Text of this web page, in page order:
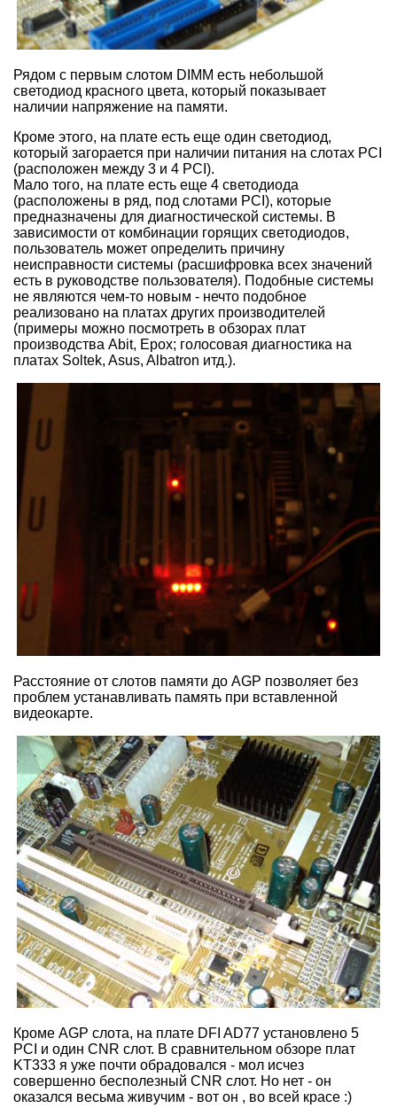
Рядом с первым слотом DIMM есть небольшой
светодиод красного цвета, который показывает
наличии напряжение на памяти.
Кроме этого, на плате есть еще один светодиод,
который загорается при наличии питания на слотах PCI
(расположен между 3 и 4 PCI).
Мало того, на плате есть еще 4 светодиода
(расположены в ряд, под слотами PCI), которые
предназначены для диагностической системы. В
зависимости от комбинации горящих светодиодов,
пользователь может определить причину
неисправности системы (расшифровка всех значений
есть в руководстве пользователя). Подобные системы
не являются чем-то новым - нечто подобное
реализовано на платах других производителей
(примеры можно посмотреть в обзорах плат
производства Abit, Epox; голосовая диагностика на
платах Soltek, Asus, Albatron итд.).
Расстояние от слотов памяти до AGP позволяет без
проблем устанавливать память при вставленной
видеокарте.
Кроме AGP слота, на плате DFI AD77 установлено 5
PCI и один CNR слот. В сравнительном обзоре плат
KT333 я уже почти обрадовался - мол исчез
совершенно бесполезный CNR слот. Но нет - он
оказался весьма живучим - вот он , во всей красе :)